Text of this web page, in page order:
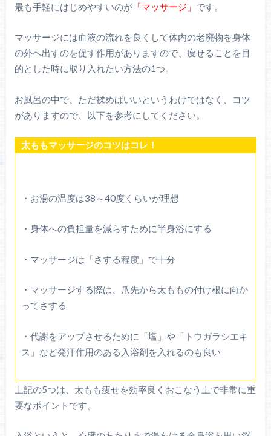
最も手軽にはじめやすいのが「マッサージ」 です。
マッサージには血液の流れを良くして体内の老廃物を身体
の外へ出すのを促す作用がありますので、痩せることを目
的とした時に取り入れたい方法の1つ。
お風呂の中で、ただ揉めばいいというわけではなく、コツ
がありますので、以下を参考にしてください。
太ももマッサージのコツはコレ！
・お湯の温度は38～40度くらいが理想
・身体への負担量を減らすために半身浴にする
・マッサージは「さする程度」で十分
・マッサージする際は、爪先から太ももの付け根に向か
ってさする
・代謝をアップさせるために「塩」や「トウガラシエキ
ス」など発汗作用のある入浴剤を入れるのも良い
上記の5つは、太もも痩せを効率良くおこなう上で非常に重
要なポイントです。